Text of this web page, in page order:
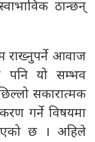
ठान्छन्
राख्नुपर्ने आवाज
पनि यो सम्भव
सकारात्मक
गर्ने विषयमा
छ । अहिले